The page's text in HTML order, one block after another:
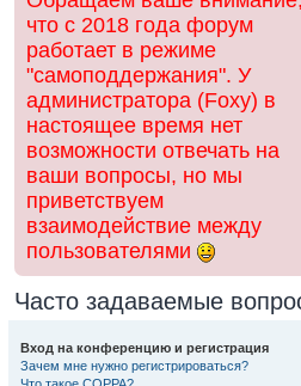
что с 2018 года форум
работает в режиме
"самоподдержания". У
администратора (Foxy) в
настоящее время нет
возможности отвечать на
ваши вопросы, но мы
приветствуем
взаимодействие между
пользователями
Часто задаваемые
Вход на конференцию и регистрация
Зачем мне нужно регистрироваться?